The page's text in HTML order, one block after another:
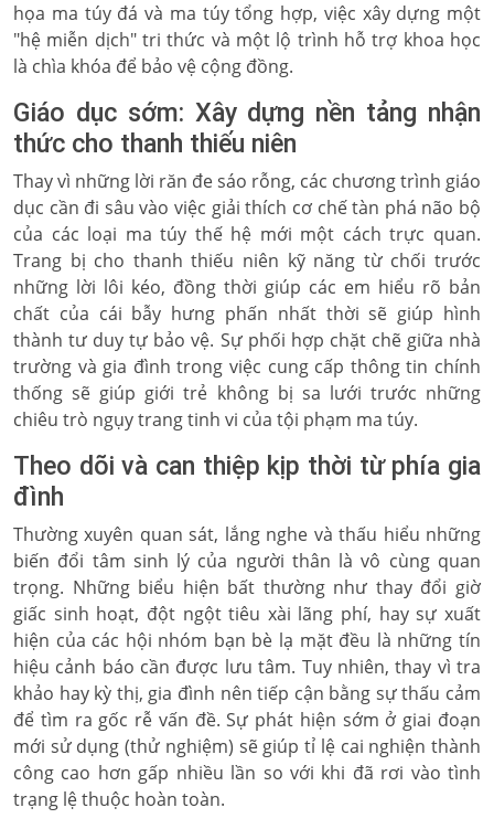
họa ma túy đá và ma túy tổng hợp, việc xây dựng một
"hệ miễn dịch" tri thức và một lộ trình hỗ trợ khoa học
là chìa khóa để bảo vệ cộng đồng.
Giáo dục sớm: Xây dựng nền tảng nhận
thức cho thanh thiếu niên
Thay vì những lời răn đe sáo rỗng, các chương trình giáo
dục cần đi sâu vào việc giải thích cơ chế tàn phá não bộ
của các loại ma túy thế hệ mới một cách trực quan.
Trang bị cho thanh thiếu niên kỹ năng từ chối trước
những lời lôi kéo, đồng thời giúp các em hiểu rõ bản
chất của cái bẫy hưng phấn nhất thời sẽ giúp hình
thành tư duy tự bảo vệ. Sự phối hợp chặt chẽ giữa nhà
trường và gia đình trong việc cung cấp thông tin chính
thống sẽ giúp giới trẻ không bị sa lưới trước những
chiêu trò ngụy trang tinh vi của tội phạm ma túy.
Theo dõi và can thiệp kịp thời từ phía gia
đình
Thường xuyên quan sát, lắng nghe và thấu hiểu những
biến đổi tâm sinh lý của người thân là vô cùng quan
trọng. Những biểu hiện bất thường như thay đổi giờ
giấc sinh hoạt, đột ngột tiêu xài lãng phí, hay sự xuất
hiện của các hội nhóm bạn bè lạ mặt đều là những tín
hiệu cảnh báo cần được lưu tâm. Tuy nhiên, thay vì tra
khảo hay kỳ thị, gia đình nên tiếp cận bằng sự thấu cảm
để tìm ra gốc rễ vấn đề. Sự phát hiện sớm ở giai đoạn
mới sử dụng (thử nghiệm) sẽ giúp tỉ lệ cai nghiện thành
công cao hơn gấp nhiều lần so với khi đã rơi vào tình
trạng lệ thuộc hoàn toàn.